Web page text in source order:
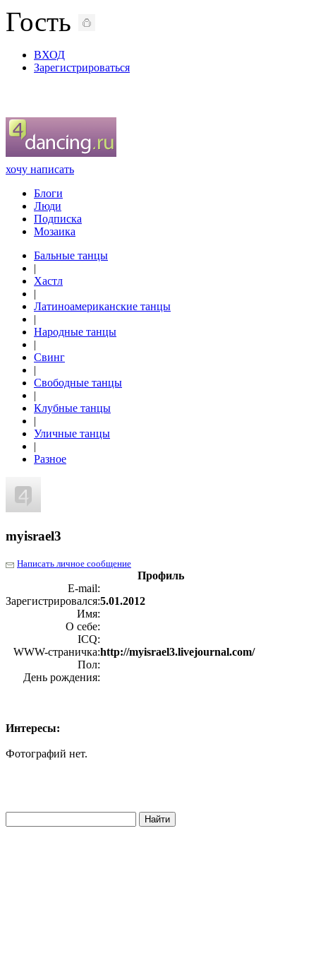
Гость
ВХОД
Зарегистрироваться
хочу написать
Блоги
Люди
Подписка
Мозаика
Бальные танцы
|
Хастл
|
Латиноамериканские танцы
|
Народные танцы
|
Свинг
|
Свободные танцы
|
Клубные танцы
|
Уличные танцы
|
Разное
myisrael3
Написать личное сообщение
Профиль
E-mail:
Зарегистрировался:5.01.2012
Имя:
О себе:
ICQ:
WWW-страничка:http://myisrael3.livejournal.com/
Пол:
День рождения:
Интересы:
Фотографий нет.